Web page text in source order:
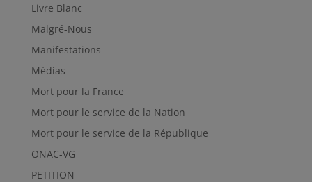
Livre Blanc
Malgré-Nous
Manifestations
Médias
Mort pour la France
Mort pour le service de la Nation
Mort pour le service de la République
ONAC-VG
PETITION